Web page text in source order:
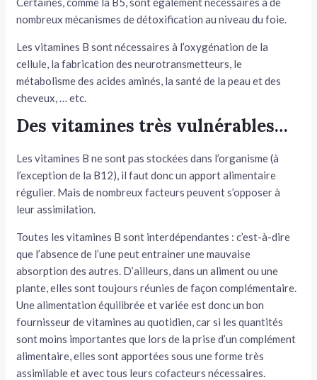
nombreux mécanismes de détoxification au niveau du foie.
Les vitamines B sont nécessaires à l’oxygénation de la
cellule, la fabrication des neurotransmetteurs, le
métabolisme des acides aminés, la santé de la peau et des
cheveux, … etc.
Des vitamines très vulnérables…
Les vitamines B ne sont pas stockées dans l’organisme (à
l’exception de la B12), il faut donc un apport alimentaire
régulier. Mais de nombreux facteurs peuvent s’opposer à
leur assimilation.
Toutes les vitamines B sont interdépendantes : c’est-à-dire
que l’absence de l’une peut entrainer une mauvaise
absorption des autres. D’ailleurs, dans un aliment ou une
plante, elles sont toujours réunies de façon complémentaire.
Une alimentation équilibrée et variée est donc un bon
fournisseur de vitamines au quotidien, car si les quantités
sont moins importantes que lors de la prise d’un complément
alimentaire, elles sont apportées sous une forme très
assimilable et avec tous leurs cofacteurs nécessaires.